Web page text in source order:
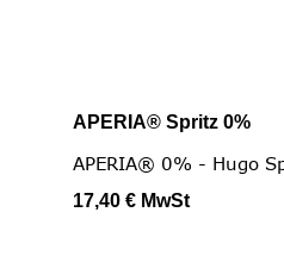
APERIA® Spritz 0%
APERIA® 0% - Hugo
17,40 € MwSt